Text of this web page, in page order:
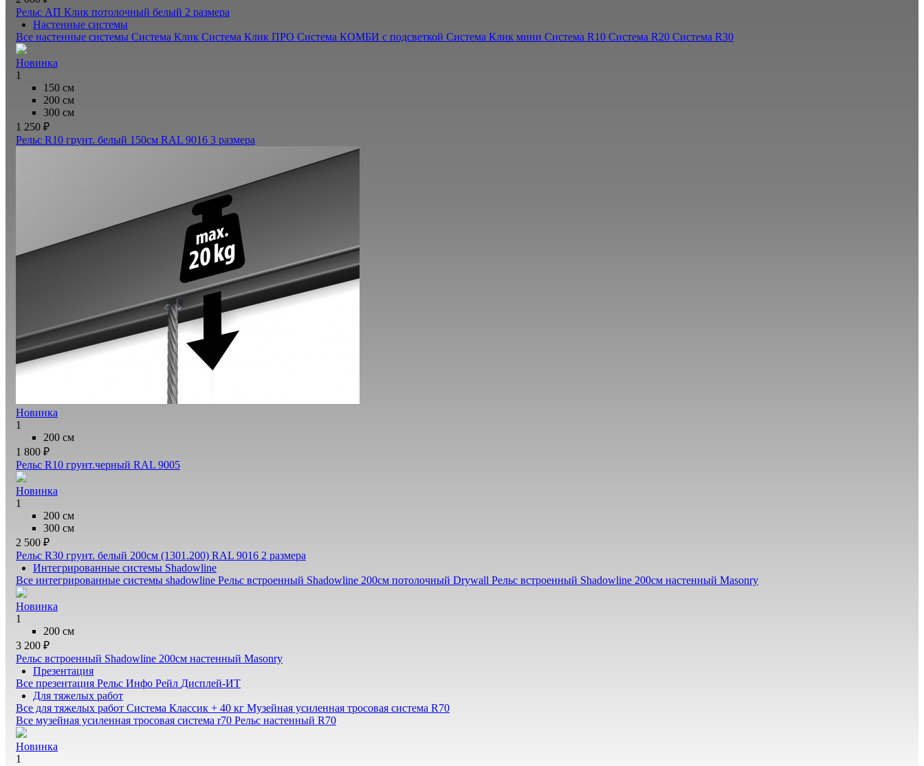
Рельс АП Клик потолочный белый 2 размера
Настенные системы
Все настенные системы Система Клик Система Клик ПРО Система КОМБИ с подсветкой Система Клик мини Система R10 Система R20 Система R30
Новинка
1
150 см
200 см
300 см
1 250 ₽
Рельс R10 грунт. белый 150см RAL 9016 3 размера
Новинка
1
200 см
1 800 ₽
Рельс R10 грунт.черный RAL 9005
Новинка
1
200 см
300 см
2 500 ₽
Рельс R30 грунт. белый 200см (1301.200) RAL 9016 2 размера
Интегрированные системы Shadowline
Все интегрированные системы shadowline Рельс встроенный Shadowline 200см потолочный Drywall Рельс встроенный Shadowline 200см настенный Masonry
Новинка
1
200 см
3 200 ₽
Рельс встроенный Shadowline 200см настенный Masonry
Презентация
Все презентация Рельс Инфо Рейл Дисплей-ИТ
Для тяжелых работ
Все для тяжелых работ Система Классик + 40 кг Музейная усиленная тросовая система R70
Все музейная усиленная тросовая система r70 Рельс настенный R70
Новинка
1